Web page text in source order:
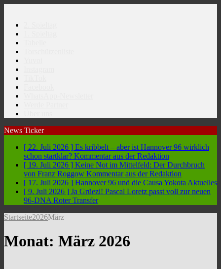
News Ticker
[ 22. Juli 2026 ] Es kribbelt – aber ist Hannover 96 wirklich
schon startklar? Kommentar aus der Redaktion
[ 19. Juli 2026 ] Keine Not im Mittelfeld: Der Durchbruch
von Franz Roggow Kommentar aus der Redaktion
[ 17. Juli 2026 ] Hannover 96 und die Causa Yokota Aktuelles
[ 9. Juli 2026 ] Ja Grüezi! Pascal Loretz passt voll zur neuen
96-DNA Roter Transfer
Startseite2026März
Monat: März 2026